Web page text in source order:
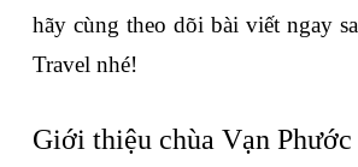
hãy cùng theo dõi bài viết ngay
Travel nhé!
Giới thiệu chùa Vạn Phước